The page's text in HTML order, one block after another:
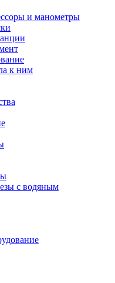
и манометры
к ним
с водяным